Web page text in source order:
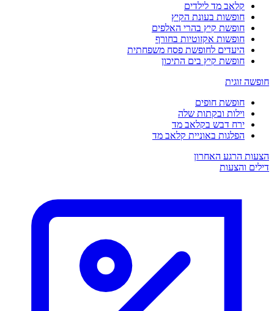
קלאב מד לילדים
חופשות בעונת הקיץ
חופשת קיץ בהרי האלפים
חופשות אקזוטיות בחורף
היעדים לחופשת פסח משפחתית
חופשת קיץ בים התיכון
חופשה זוגית
חופשת חופים
וילות ובקתות שלה
ירח דבש בקלאב מד
הפלגות באוניית קלאב מד
הצעות הרגע האחרון
דילים והצעות